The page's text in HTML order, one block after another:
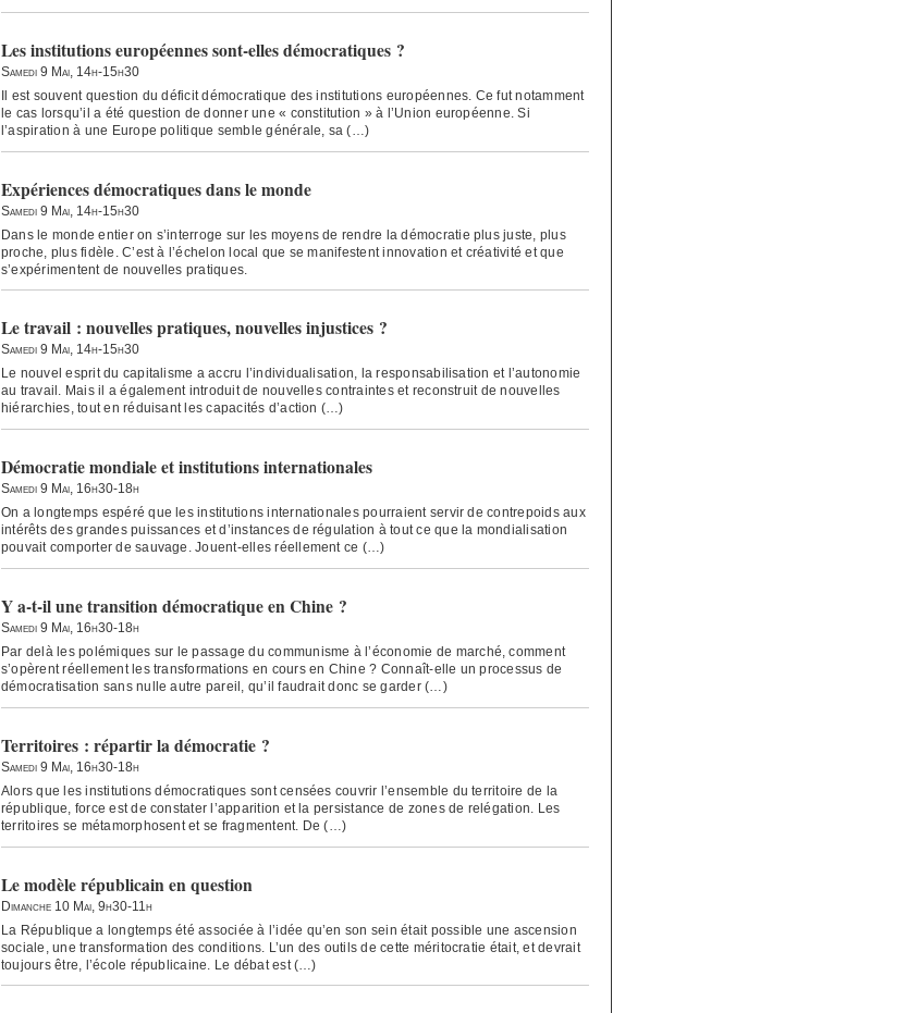
Les institutions européennes sont-elles démocratiques ?
Samedi 9 Mai, 14h-15h30
Il est souvent question du déficit démocratique des institutions européennes. Ce fut notamment
le cas lorsqu’il a été question de donner une « constitution » à l’Union européenne. Si
l’aspiration à une Europe politique semble générale, sa (…)
Expériences démocratiques dans le monde
Samedi 9 Mai, 14h-15h30
Dans le monde entier on s’interroge sur les moyens de rendre la démocratie plus juste, plus
proche, plus fidèle. C’est à l’échelon local que se manifestent innovation et créativité et que
s’expérimentent de nouvelles pratiques.
Le travail : nouvelles pratiques, nouvelles injustices ?
Samedi 9 Mai, 14h-15h30
Le nouvel esprit du capitalisme a accru l’individualisation, la responsabilisation et l’autonomie
au travail. Mais il a également introduit de nouvelles contraintes et reconstruit de nouvelles
hiérarchies, tout en réduisant les capacités d’action (…)
Démocratie mondiale et institutions internationales
Samedi 9 Mai, 16h30-18h
On a longtemps espéré que les institutions internationales pourraient servir de contrepoids aux
intérêts des grandes puissances et d’instances de régulation à tout ce que la mondialisation
pouvait comporter de sauvage. Jouent-elles réellement ce (…)
Y a-t-il une transition démocratique en Chine ?
Samedi 9 Mai, 16h30-18h
Par delà les polémiques sur le passage du communisme à l’économie de marché, comment
s’opèrent réellement les transformations en cours en Chine ? Connaît-elle un processus de
démocratisation sans nulle autre pareil, qu’il faudrait donc se garder (…)
Territoires : répartir la démocratie ?
Samedi 9 Mai, 16h30-18h
Alors que les institutions démocratiques sont censées couvrir l’ensemble du territoire de la
république, force est de constater l’apparition et la persistance de zones de relégation. Les
territoires se métamorphosent et se fragmentent. De (…)
Le modèle républicain en question
Dimanche 10 Mai, 9h30-11h
La République a longtemps été associée à l’idée qu’en son sein était possible une ascension
sociale, une transformation des conditions. L’un des outils de cette méritocratie était, et devrait
toujours être, l’école républicaine. Le débat est (…)